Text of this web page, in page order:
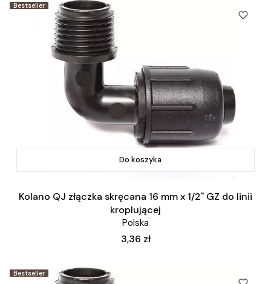
Bestseller
Do koszyka
Kolano QJ złączka skręcana 16 mm x 1/2" GZ do linii
kroplującej
Polska
Cena
3,36 zł
Bestseller